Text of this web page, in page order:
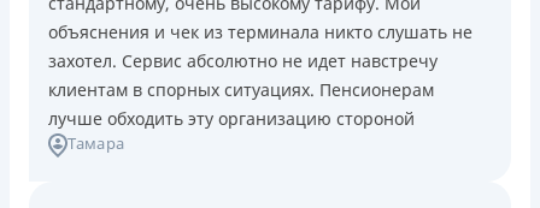
Ліцензія НБУ №10
Вся інформація про кредит
Знижена процентна ставка 0,01% в день для нових
клієнтів на період від 3 до 30 днів (після цього діє
стандартна ставка 1%)
Запитуються лише дані паспорта, ІПН, номер
банківської картки й телефону
Оформляються кредити онлайн 24/7. Розглядаються
объяснения и чек из терминала никто слушать не
захотел. Сервис абсолютно не идет навстречу
клиентам в спорных ситуациях. Пенсионерам
лучше обходить эту организацию стороной
Тамара